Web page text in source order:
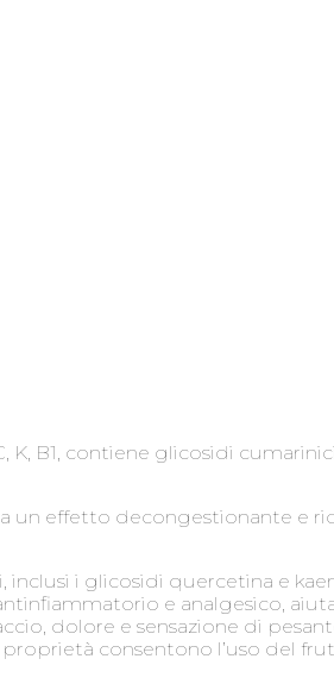
B1, contiene glicosidi
un effetto decongestionante e
inclusi i glicosidi quercetina e
e analgesico,
dolore e sensazione di
consentono l’uso del